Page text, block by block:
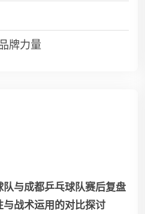
牌力量
与成都乒乓球队赛后复盘
与战术运用的对比探讨